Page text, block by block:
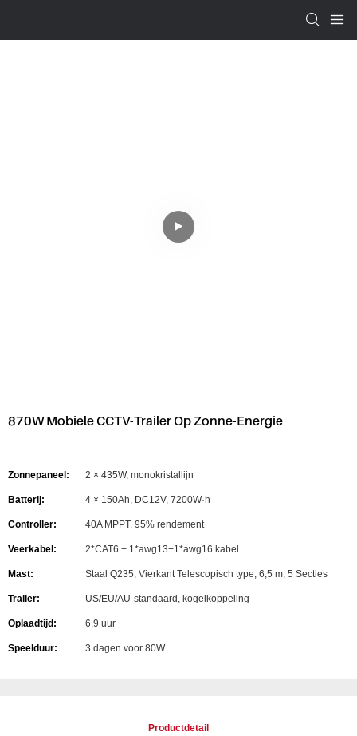
870W Mobiele CCTV-Trailer Op Zonne-Energie
Zonnepaneel: 2 × 435W, monokristallijn
Batterij: 4 × 150Ah, DC12V, 7200W·h
Controller: 40A MPPT, 95% rendement
Veerkabel: 2*CAT6 + 1*awg13+1*awg16 kabel
Mast: Staal Q235, Vierkant Telescopisch type, 6,5 m, 5 Secties
Trailer: US/EU/AU-standaard, kogelkoppeling
Oplaadtijd: 6,9 uur
Speelduur: 3 dagen voor 80W
Productdetail